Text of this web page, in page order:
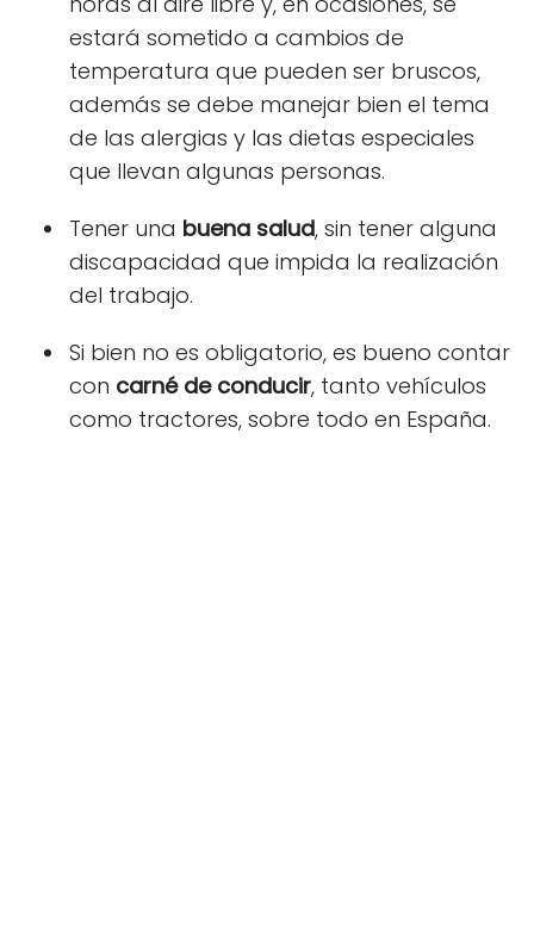
estará sometido a cambios de
temperatura que pueden ser bruscos,
además se debe manejar bien el tema
de las alergias y las dietas especiales
que llevan algunas personas.
Tener una buena salud, sin tener alguna
discapacidad que impida la realización
del trabajo.
Si bien no es obligatorio, es bueno contar
con carné de conducir, tanto vehículos
como tractores, sobre todo en España.